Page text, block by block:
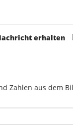
erhalten
Zahlen aus dem